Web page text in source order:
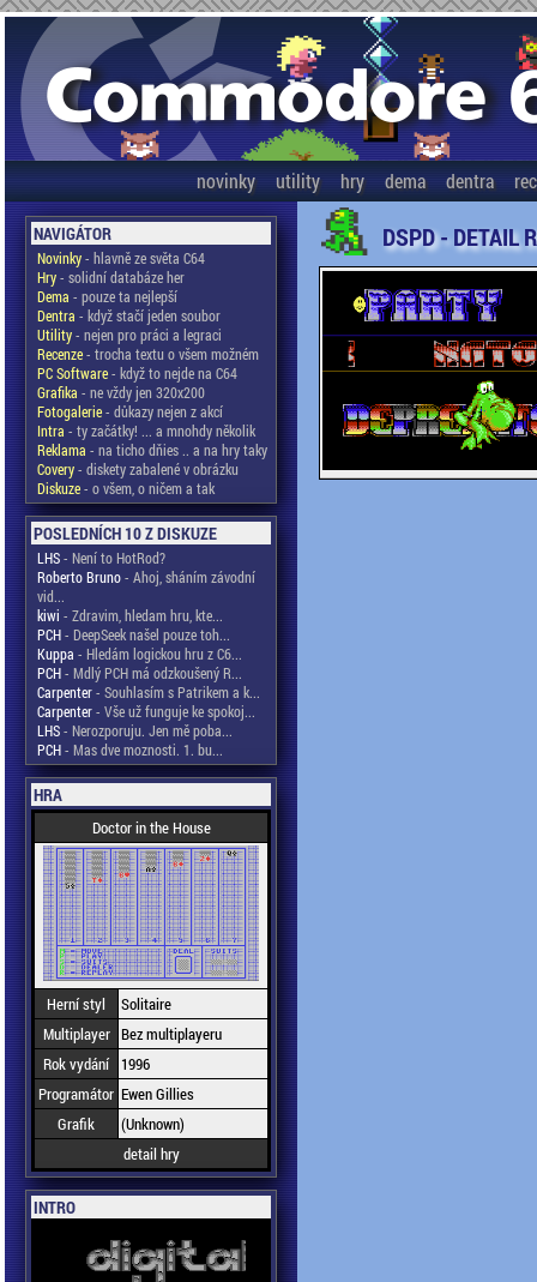
novinky utility hry dema dentra
NAVIGÁTOR
Novinky- hlavně ze světa C64
Hry- solidní databáze her
Dema - pouze ta nejlepší
Dentra - když stačí jeden soubor
Utility- nejen pro práci a legraci
Recenze- trocha textu o všem možném
PC Software- když to nejde na C64
Grafika - ne vždy jen 320x200
Fotogalerie- důkazy nejen z akcí
Intra - ty začátky! ... a mnohdy několik
Reklama - na ticho dňies .. a na hry taky
Covery- diskety zabalené v obrázku
Diskuze- o všem, o ničem a tak
POSLEDNÍCH 10 Z DISKUZE
LHS- Není to HotRod?
Roberto Bruno- Ahoj, sháním závodní
vid...
kiwi - Zdravim, hledam hru, kte...
PCH- DeepSeek našel pouze toh...
Kuppa - Hledám logickou hru z C6...
PCH- Mdlý PCH má odzkoušený R...
Carpenter- Souhlasím s Patrikem a k...
Carpenter- Vše už funguje ke spokoj...
LHS- Nerozporuju. Jen mě poba...
PCH- Mas dve moznosti. 1. bu...
HRA
Doctor in the House
Herní styl
Solitaire
Multiplayer Bez multiplayeru
Rok vydání
1996
Programátor Ewen Gillies
Grafik
(Unknown)
detail hry
INTRO
DSPD - DETAIL